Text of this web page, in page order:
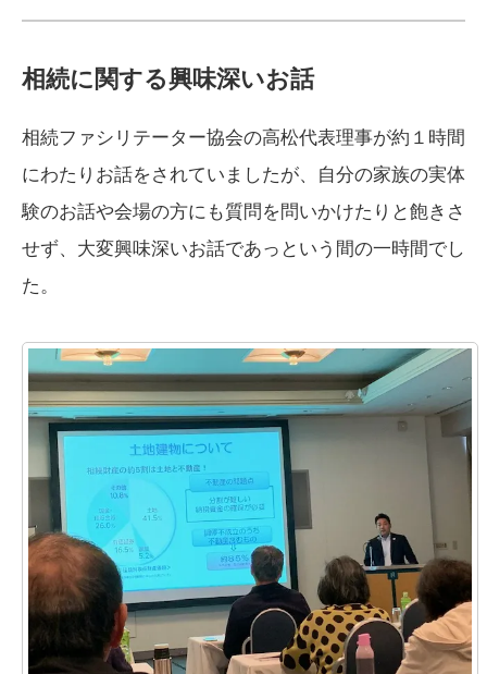
相続に関する興味深いお話
相続ファシリテーター協会の高松代表理事が約１時間
にわたりお話をされていましたが、自分の家族の実体
験のお話や会場の方にも質問を問いかけたりと飽きさ
せず、大変興味深いお話であっという間の一時間でし
た。